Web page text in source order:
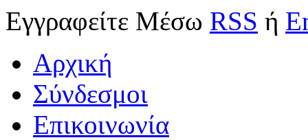
Εγγραφείτε Μέσω RSS ή
Αρχική
Σύνδεσμοι
Επικοινωνία